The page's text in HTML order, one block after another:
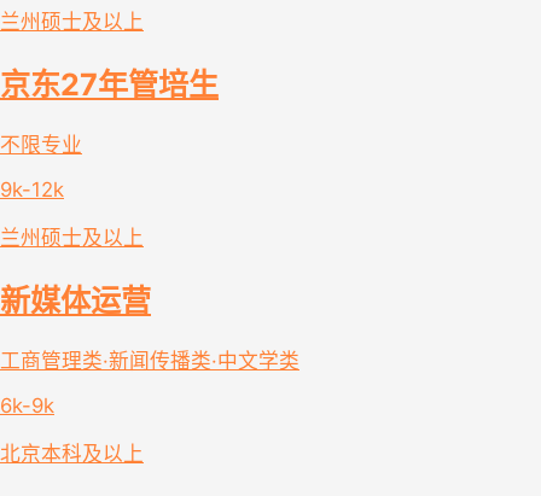
兰州 硕士及以上
京东27年管培生
不限专业
9k-12k
兰州 硕士及以上
新媒体运营
工商管理类·新闻传播类·中文学类
6k-9k
北京本科及以上